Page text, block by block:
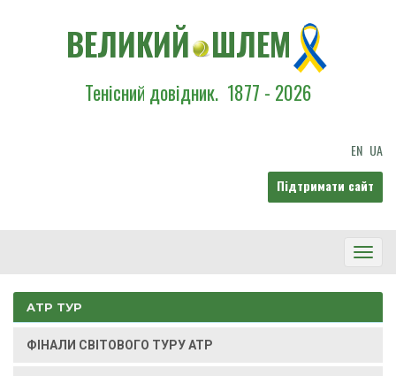
ВЕЛИКИЙ ШЛЕМ
Тенісний довідник. 1877 - 2026
EN UA
Підтримати сайт
ATP ТУР
ФІНАЛИ СВІТОВОГО ТУРУ ATP